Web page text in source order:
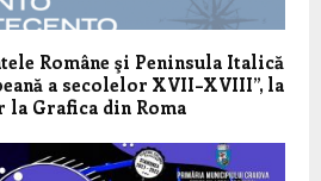
Române şi Peninsula Italică
a secolelor XVII–XVIII”, la
Grafica din Roma